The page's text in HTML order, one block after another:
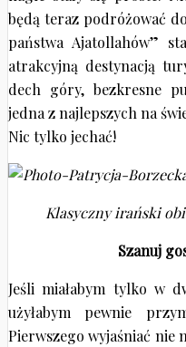
będą teraz podróżować
państwa Ajatollahów”
atrakcyjną destynacją
dech góry, bezkresne
jedna z najlepszych na
Nic tylko jechać!
Klasyczny irański
Szanuj
Jeśli miałabym tylko w
użyłabym pewnie
Pierwszego wyjaśniać nie